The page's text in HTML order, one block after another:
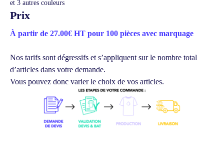
et 3 autres couleurs
Prix
À partir de 27.00€ HT pour 100 pièces avec marquage
Nos tarifs sont dégressifs et s’appliquent sur le nombre total
d’articles dans votre demande.
Vous pouvez donc varier le choix de vos articles.